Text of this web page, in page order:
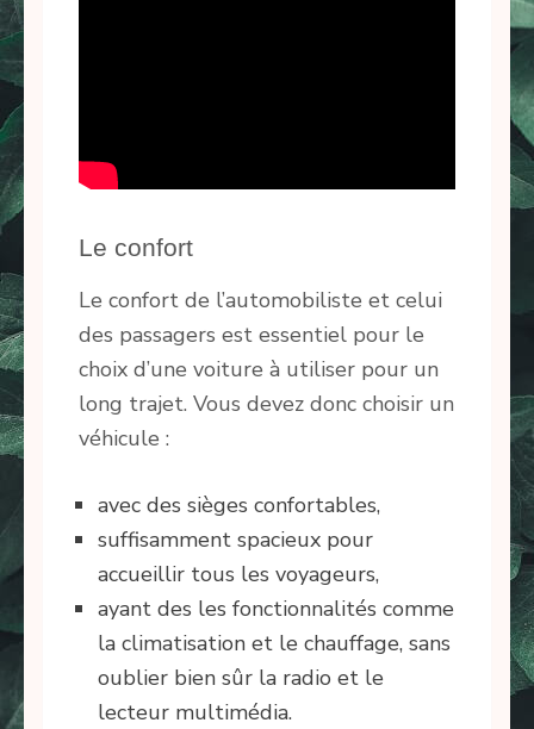
Le confort
Le confort de l’automobiliste et celui
des passagers est essentiel pour le
choix d’une voiture à utiliser pour un
long trajet. Vous devez donc choisir un
véhicule :
avec des sièges confortables,
suffisamment spacieux pour
accueillir tous les voyageurs,
ayant des les fonctionnalités comme
la climatisation et le chauffage, sans
oublier bien sûr la radio et le
lecteur multimédia.